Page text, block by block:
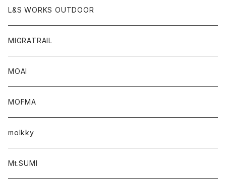
L&S WORKS OUTDOOR
MIGRATRAIL
MOAI
MOFMA
molkky
Mt.SUMI